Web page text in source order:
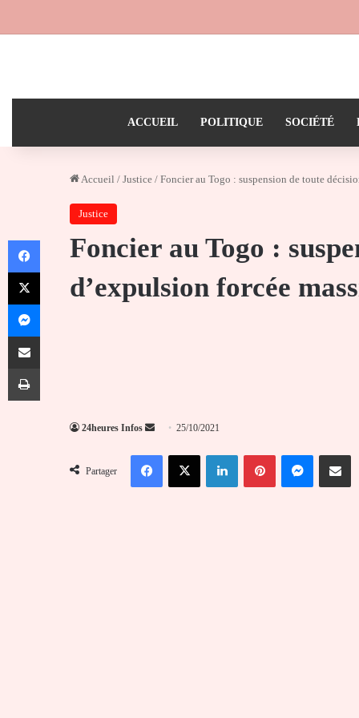
ACCUEIL POLITIQUE SOCIÉTÉ
Accueil / Justice / Foncier au Togo : suspension de toute
Justice
Foncier au Togo :
d’expulsion forcée
24heures Infos
Envoyer
courriel
25/10/2021
Partager
FacebookX LinkedinPinterestMessenger
Facebook
X
Messenger
Partager par email